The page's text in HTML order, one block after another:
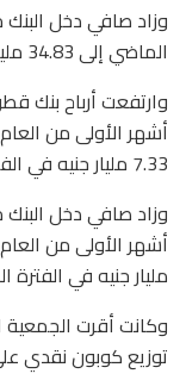
وزاد صافي دخل
الماضي إلى 34.83 مليار جنيه، مقابل 22.41 مليار جنيه في 2022.
7.33 مليار جنيه في الفترة المقارنة من 2022.
وزاد صافي دخل البنك
مليار جنيه في الفترة
وكانت أقرت الجمعية
توزيع كوبون نقدي على